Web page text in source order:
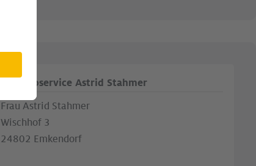
AS Büroservice Astrid Stahmer
Frau Astrid Stahmer
Wischhof 3
24802 Emkendorf